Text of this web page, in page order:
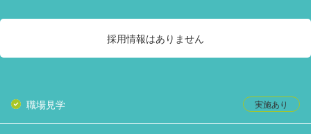
採用情報はありません
職場見学